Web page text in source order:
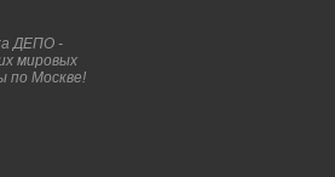
ДЕПО -
мировых
по Москве!